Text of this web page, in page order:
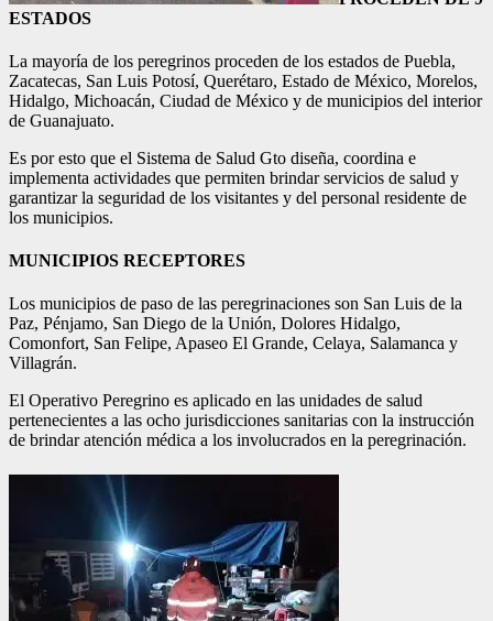
ESTADOS
La mayoría de los peregrinos proceden de los estados de Puebla,
Zacatecas, San Luis Potosí, Querétaro, Estado de México, Morelos,
Hidalgo, Michoacán, Ciudad de México y de municipios del interior
de Guanajuato.
Es por esto que el Sistema de Salud Gto diseña, coordina e
implementa actividades que permiten brindar servicios de salud y
garantizar la seguridad de los visitantes y del personal residente de
los municipios.
MUNICIPIOS RECEPTORES
Los municipios de paso de las peregrinaciones son San Luis de la
Paz, Pénjamo, San Diego de la Unión, Dolores Hidalgo,
Comonfort, San Felipe, Apaseo El Grande, Celaya, Salamanca y
Villagrán.
El Operativo Peregrino es aplicado en las unidades de salud
pertenecientes a las ocho jurisdicciones sanitarias con la instrucción
de brindar atención médica a los involucrados en la peregrinación.